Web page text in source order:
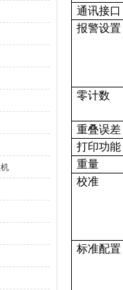
通讯接口
报警设置
零计数
重叠误差
打印功能
重量
校准
标准配置